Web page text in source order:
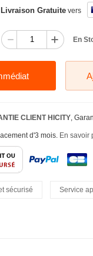
Livraison Gratuite vers
En
CLIENT HICITY,
d'3 mois. En savoir
sécurisé Service